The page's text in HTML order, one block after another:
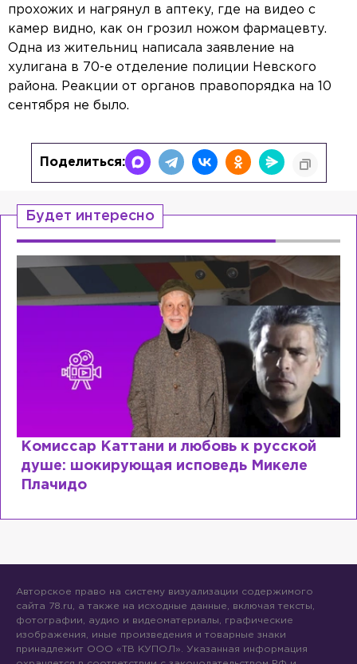
прохожих и нагрянул в аптеку, где на видео с
камер видно, как он грозил ножом фармацевту.
Одна из жительниц написала заявление на
хулигана в 70-е отделение полиции Невского
района. Реакции от органов правопорядка на 10
сентября не было.
Поделиться:
Будет интересно
Комиссар Каттани и любовь к русской
душе: шокирующая исповедь Микеле
Плачидо
Авторское право на систему визуализации содержимого
сайта 78.ru, а также на исходные данные, включая тексты,
фотографии, аудио и видеоматериалы, графические
изображения, иные произведения и товарные знаки
принадлежит ООО «ТВ КУПОЛ». Указанная информация